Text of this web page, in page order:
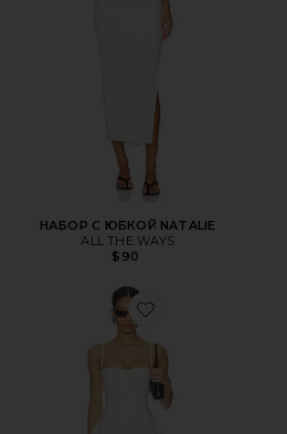
НАБОР С ЮБКОЙ NATALIE
ALL THE WAYS
$90
Favorite ПЛАТЬЕ DEVON